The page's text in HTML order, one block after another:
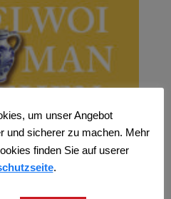
um unser Angebot
und sicherer zu machen. Mehr
finden Sie auf userer
.